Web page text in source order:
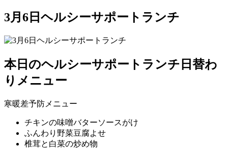
3月6日ヘルシーサポートランチ
本日のヘルシーサポートランチ日替わ
りメニュー
寒暖差予防メニュー
チキンの味噌バターソースがけ
ふんわり野菜豆腐よせ
椎茸と白菜の炒め物